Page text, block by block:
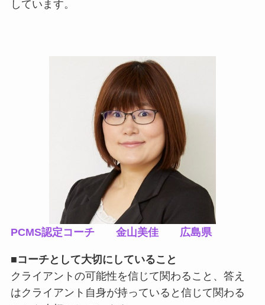
しています。
PCMS認定コーチ 金山美佳 広島県
■コーチとして大切にしていること
クライアントの可能性を信じて関わること、答え
はクライアント自身が持っていると信じて関わる